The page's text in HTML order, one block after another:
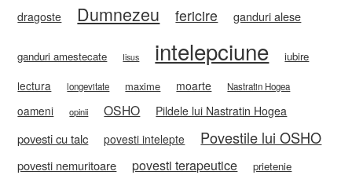
dragoste Dumnezeu fericire ganduri alese
ganduri amestecate Iisus intelepciune iubire
lectura longevitate maxime moarte Nastratin Hogea
oameni opinii OSHO Pildele lui Nastratin Hogea
povesti cu talc povesti intelepte Povestile lui OSHO
povesti nemuritoare povesti terapeutice prietenie